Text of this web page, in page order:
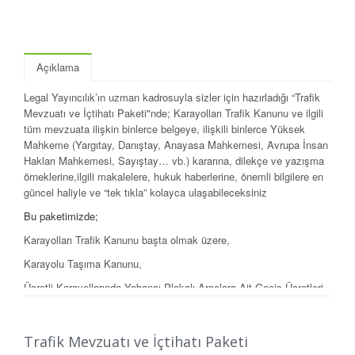
Açıklama
Legal Yayıncılık’ın uzman kadrosuyla sizler için hazırladığı “Trafik
Mevzuatı ve İçtihatı Paketi"nde; Karayolları Trafik Kanunu ve ilgili
tüm mevzuata ilişkin binlerce belgeye, ilişkili binlerce Yüksek
Mahkeme (Yargıtay, Danıştay, Anayasa Mahkemesi, Avrupa İnsan
Hakları Mahkemesi, Sayıştay… vb.) kararına, dilekçe ve yazışma
örneklerine,ilgili makalelere, hukuk haberlerine, önemli bilgilere en
güncel haliyle ve “tek tıkla” kolayca ulaşabileceksiniz
Bu paketimizde;
Karayolları Trafik Kanunu başta olmak üzere,
Karayolu Taşıma Kanunu,
Ücretli Karayollarında Yabancı Plakalı Araçlara Ait Geçiş Ücretleri
Sigortası Genel Şartları
Trafik Mevzuatı ve İçtihatı Paketi